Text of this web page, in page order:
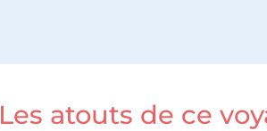
Les atouts de ce